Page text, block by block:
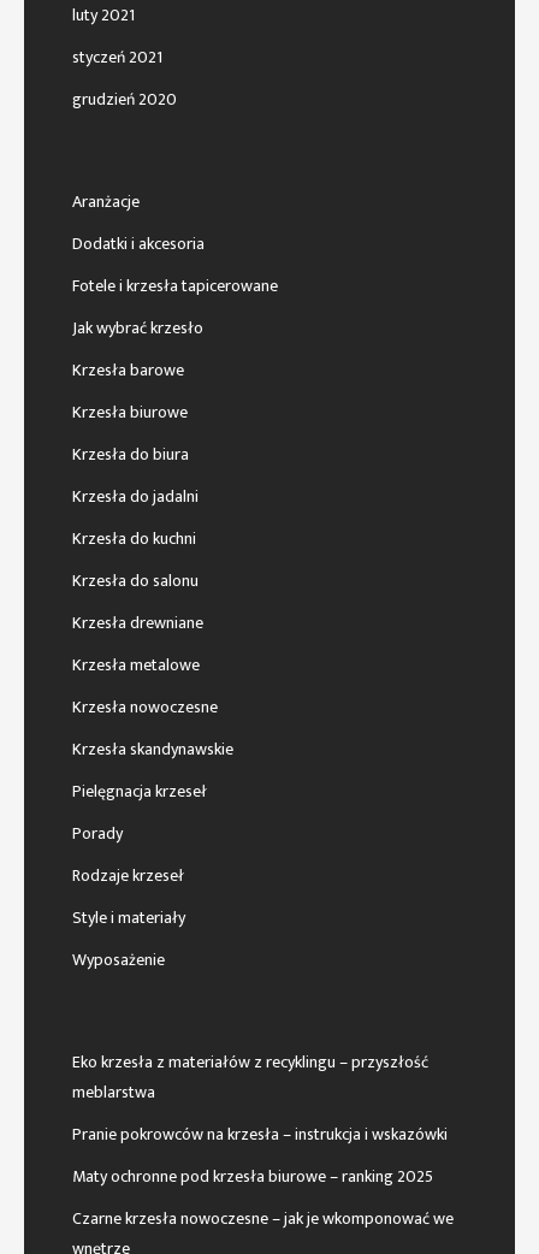
luty 2021
styczeń 2021
grudzień 2020
Aranżacje
Dodatki i akcesoria
Fotele i krzesła tapicerowane
Jak wybrać krzesło
Krzesła barowe
Krzesła biurowe
Krzesła do biura
Krzesła do jadalni
Krzesła do kuchni
Krzesła do salonu
Krzesła drewniane
Krzesła metalowe
Krzesła nowoczesne
Krzesła skandynawskie
Pielęgnacja krzeseł
Porady
Rodzaje krzeseł
Style i materiały
Wyposażenie
Eko krzesła z materiałów z recyklingu – przyszłość
meblarstwa
Pranie pokrowców na krzesła – instrukcja i wskazówki
Maty ochronne pod krzesła biurowe – ranking 2025
Czarne krzesła nowoczesne – jak je wkomponować we